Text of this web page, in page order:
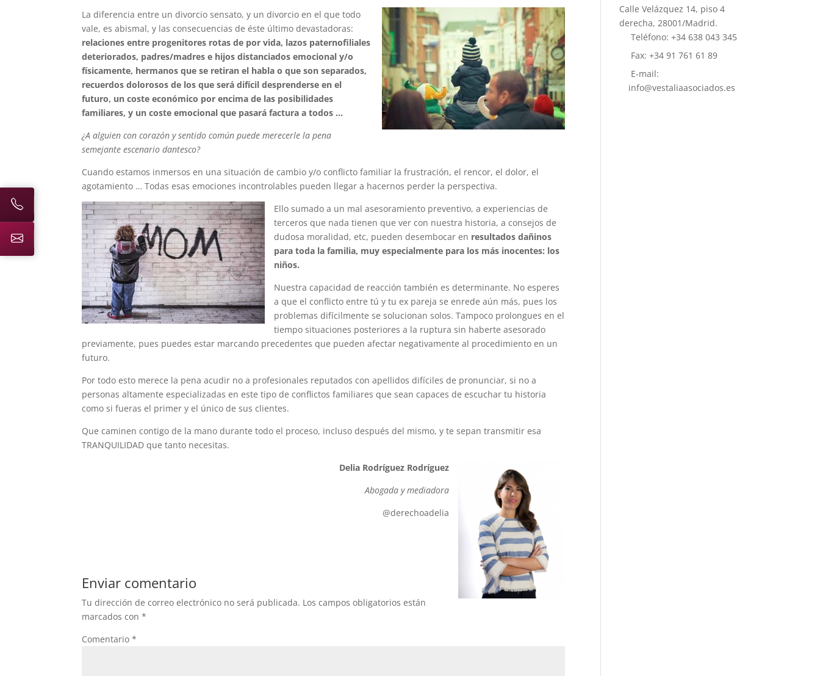
La diferencia entre un divorcio sensato, y un divorcio en el que todo
vale, es abismal, y las consecuencias de éste último devastadoras:
relaciones entre progenitores rotas de por vida, lazos paternofiliales
deteriorados, padres/madres e hijos distanciados emocional y/o
físicamente, hermanos que se retiran el habla o que son separados,
recuerdos dolorosos de los que será difícil desprenderse en el
futuro, un coste económico por encima de las posibilidades
familiares, y un coste emocional que pasará factura a todos …
¿A alguien con corazón y sentido común puede merecerle la pena
semejante escenario dantesco?
Cuando estamos inmersos en una situación de cambio y/o conflicto familiar la frustración, el rencor, el dolor, el
agotamiento … Todas esas emociones incontrolables pueden llegar a hacernos perder la perspectiva.
Ello sumado a un mal asesoramiento preventivo, a experiencias de
terceros que nada tienen que ver con nuestra historia, a consejos de
dudosa moralidad, etc, pueden desembocar en resultados dañinos
para toda la familia, muy especialmente para los más inocentes: los
niños.
Nuestra capacidad de reacción también es determinante. No esperes
a que el conflicto entre tú y tu ex pareja se enrede aún más, pues los
problemas difícilmente se solucionan solos. Tampoco prolongues en el
tiempo situaciones posteriores a la ruptura sin haberte asesorado
previamente, pues puedes estar marcando precedentes que pueden afectar negativamente al procedimiento en un
futuro.
Por todo esto merece la pena acudir no a profesionales reputados con apellidos difíciles de pronunciar, si no a
personas altamente especializadas en este tipo de conflictos familiares que sean capaces de escuchar tu historia
como si fueras el primer y el único de sus clientes.
Que caminen contigo de la mano durante todo el proceso, incluso después del mismo, y te sepan transmitir esa
TRANQUILIDAD que tanto necesitas.
Delia Rodríguez Rodríguez
Abogada y mediadora
@derechoadelia
Enviar comentario
Tu dirección de correo electrónico no será publicada. Los campos obligatorios están
marcados con*
Comentario*
Calle Velázquez 14, piso 4
derecha, 28001/Madrid.
Teléfono: +34 638 043 345
Fax: +34 91 761 61 89
E-mail:
info@vestaliaasociados.es